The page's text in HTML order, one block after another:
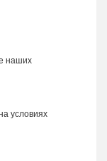
наших
условиях